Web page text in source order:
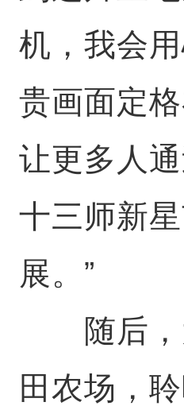
机，我会
贵画面定
让更多人
十三师新
展。”
随后，
田农场，